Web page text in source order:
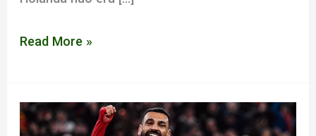
Londres
Horas
Read More »